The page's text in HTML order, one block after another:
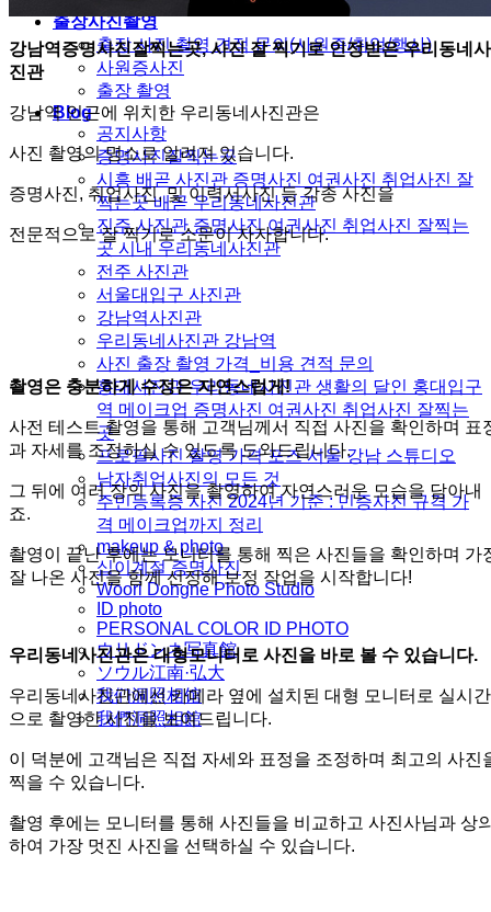
출장사진촬영
출장 사진 촬영 견적 문의(사원증/취업/행사)
사원증사진
출장 촬영
Blog
공지사항
증명사진잘찍는곳
시흥 배곧 사진관 증명사진 여권사진 취업사진 잘
찍는곳 배곧 우리동네사진관
진주 사진관 증명사진 여권사진 취업사진 잘찍는
곳 시내 우리동네사진관
전주 사진관
서울대입구 사진관
강남역사진관
우리동네사진관 강남역
사진 출장 촬영 가격_비용 견적 문의
홍대사진관 우리동네사진관 생활의 달인 홍대입구
역 메이크업 증명사진 여권사진 취업사진 잘찍는
곳
프로필사진 촬영 가격 포즈 서울 강남 스튜디오
남자취업사진의 모든 것
주민등록증 사진 2024년 기준 : 민증사진 규격 가
격 메이크업까지 정리
makeup & photo
십이계절 증명사진
Woori Dongne Photo Studio
ID photo
PERSONAL COLOR ID PHOTO
ウリドンネ写真館
ソウル江南·弘大
我们洞照相馆
我們洞照相館
강남역증명사진잘찍는곳, 사진 잘 찍기로 인정받은 우리동네사
진관
강남역 인근에 위치한 우리동네사진관은
사진 촬영의 명소로 알려져 있습니다.
증명사진, 취업사진, 및 이력서사진 등 각종 사진을
전문적으로 잘 찍기로 소문이 자자합니다.
촬영은 충분하게 수정은 자연스럽게!
사전 테스트 촬영을 통해 고객님께서 직접 사진을 확인하며 표
과 자세를 조정하실 수 있도록 도와드립니다.
그 뒤에 여러 장의 사진을 촬영하여 자연스러운 모습을 담아내
죠.
촬영이 끝난 후에는 모니터를 통해 찍은 사진들을 확인하며 가
잘 나온 사진을 함께 선정해 보정 작업을 시작합니다!
우리동네사진관은 대형모니터로 사진을 바로 볼 수 있습니다.
우리동네사진관에선 카메라 옆에 설치된 대형 모니터로 실시간
으로 촬영한 사진을 보여드립니다.
이 덕분에 고객님은 직접 자세와 표정을 조정하며 최고의 사진
찍을 수 있습니다.
촬영 후에는 모니터를 통해 사진들을 비교하고 사진사님과 상
하여 가장 멋진 사진을 선택하실 수 있습니다.